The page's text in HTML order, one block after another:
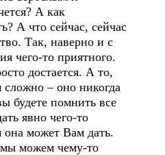
А как
А что сейчас, сейчас
Так, наверно и с
чего-то приятного.
достается. А то,
сложно – оно никогда
будете помнить все
явно чего-то
может Вам дать.
можем чему-то